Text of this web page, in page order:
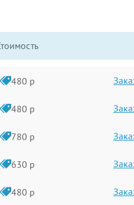
480 р
480 р
780 р
630 р
480 р